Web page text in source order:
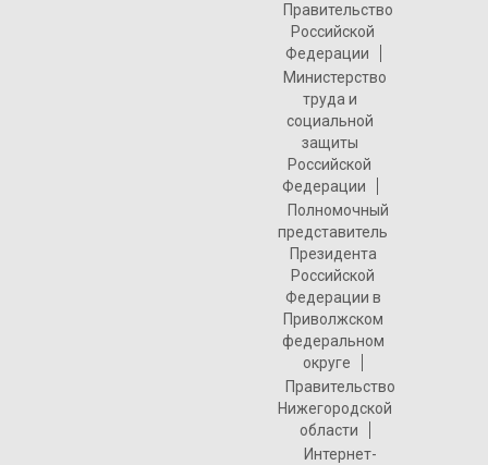
Правительство
Российской
Федерации
Министерство
труда и
социальной
защиты
Российской
Федерации
Полномочный
представитель
Президента
Российской
Федерации в
Приволжском
федеральном
округе
Правительство
Нижегородской
области
Интернет-